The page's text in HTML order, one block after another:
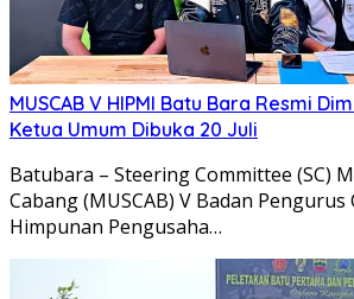
MUSCAB V HIPMI Batu Bara Resmi
Ketua Umum Dibuka 20 Juli
Batubara – Steering Committee (SC)
Cabang (MUSCAB) V Badan Pengurus
Himpunan Pengusaha…